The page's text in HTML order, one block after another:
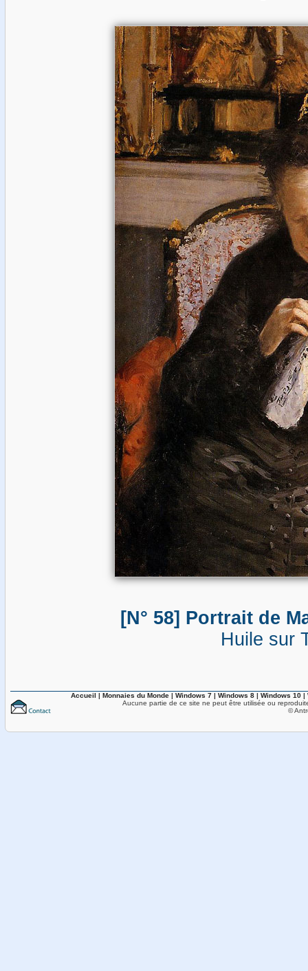
[N° 58] Portrait de
Huile sur
Accueil | Monnaies du Monde | Windows 7 | Windows 8 | Windows 10 |
Aucune partie de ce site ne peut être utilisée ou
©